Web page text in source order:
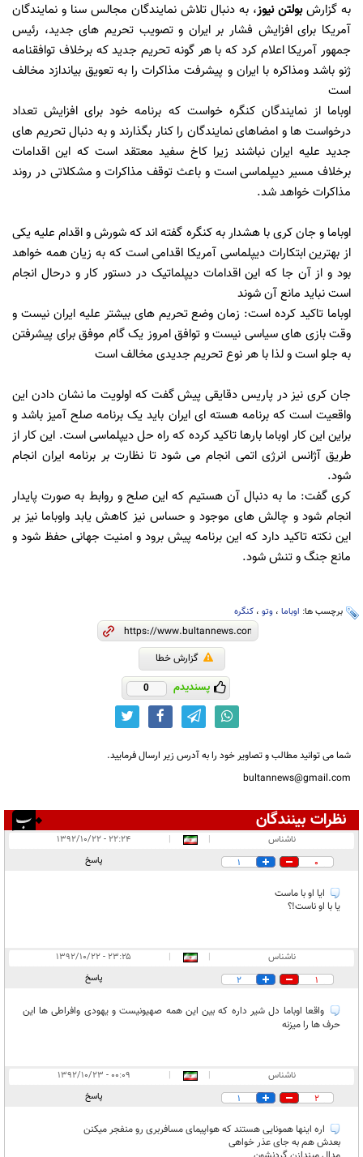
به گزارشبولتن نیوز، به دنبال تلاش نمایندگان مجالس سنا و نمایندگان
آمریکا برای افزایش فشار بر ایران و تصویب تحریم های جدید،‌ رئیس
جمهور آمریکا اعلام کرد که با هر گونه تحریم جدید که برخلاف توافقنامه
ژنو باشد ومذاکره با ایران و پیشرفت مذاکرات را به تعویق بیاندازد مخالف
است
اوباما از نمایندگان کنگره خواست که برنامه خود برای افزایش تعداد
درخواست ها و امضاهای نمایندگان را کنار بگذارند و به دنبال تحریم های
جدید علیه ایران نباشند زیرا کاخ سفید معتقد است که این اقدامات
برخلاف مسیر دیپلماسی است و باعث توقف مذاکرات و مشکلاتی در روند
مذاکرات خواهد شد.
اوباما و جان کری با هشدار به کنگره گفته اند که شورش و اقدام علیه یکی
از بهترین ابتکارات دیپلماسی آمریکا اقدامی است که به زیان همه خواهد
بود و از آن جا که این اقدامات دیپلماتیک در دستور کار و درحال انجام
است نباید مانع آن شوند
اوباما تاکید کرده است: زمان وضع تحریم های بیشتر علیه ایران نیست و
وقت بازی های سیاسی نیست و توافق امروز یک گام موفق برای پیشرفتن
به جلو است و لذا با هر نوع تحریم جدیدی مخالف است
جان کری نیز در پاریس دقایقی پیش گفت که اولویت ما نشان دادن این
واقعیت است که برنامه هسته ای ایران باید یک برنامه صلح آمیز باشد و
براین این کار اوباما بارها تاکید کرده که راه حل دیپلماسی است. این کار از
طریق آژانس انرژی اتمی انجام می شود تا نظارت بر برنامه ایران انجام
شود.
کری گفت: ما به دنبال آن هستیم که این صلح و روابط به صورت پایدار
انجام شود و چالش های موجود و حساس نیز کاهش یابد واوباما نیز بر
این نکته تاکید دارد که این برنامه پیش برود و امنیت جهانی حفظ شود و
مانع جنگ و تنش شود.
برچسب ها: اوباما ، وتو ، کنگره
گزارش خطا
پسندیدم 0
شما می توانید مطالب و تصاویر خود را به آدرس زیر ارسال فرمایید.
bultannews@gmail.com
نظرات بینندگان
در انتظار بررسی:۱
ناشناس |
|
۲۲:۲۴ - ۱۳۹۲/۱۰/۲۲
0
1 پاسخ
ایا او با ماست
یا با او ناست!؟
ناشناس |
|
۲۳:۲۵ - ۱۳۹۲/۱۰/۲۲
1
2 پاسخ
واقعا اوباما دل شیر داره که بین این همه صهیونیست و یهودی وافراطی ها این
حرف ها را میزنه
ناشناس |
|
۰۰:۰۹ - ۱۳۹۲/۱۰/۲۳
2
1 پاسخ
اره اینها همونایی هستند که هواپیمای مسافربری رو منفجر میکنن
بعدش هم به جای عذر خواهی